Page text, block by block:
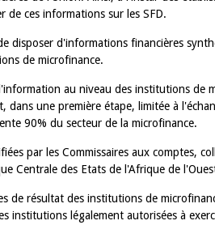
de ces informations sur les SFD.
disposer d'informations financières
de microfinance.
au niveau des institutions de
dans une première étape, limitée à
90% du secteur de la microfinance.
par les Commissaires aux comptes,
Centrale des Etats de l'Afrique de
de résultat des institutions de
institutions légalement autorisées à